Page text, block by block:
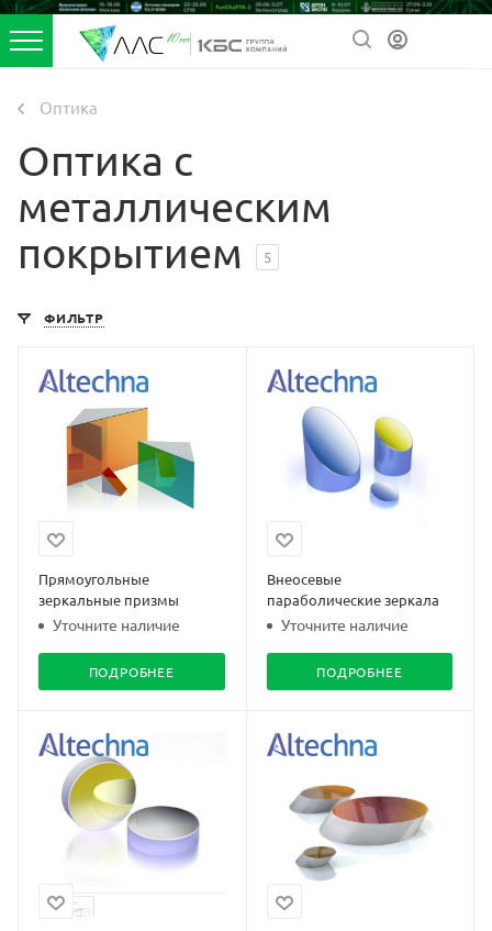
Оптика
Оптика с
металлическим
покрытием
5
ФИЛЬТР
Прямоугольные
зеркальные призмы
Уточните наличие
ПОДРОБНЕЕ
Внеосевые
параболические зеркала
Уточните наличие
ПОДРОБНЕЕ